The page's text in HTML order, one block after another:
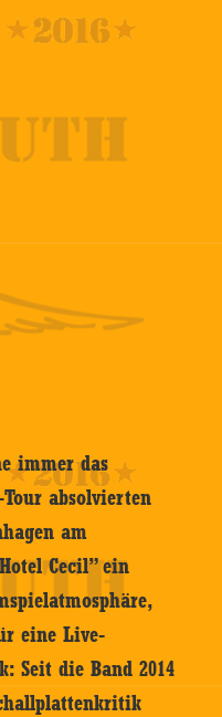
immer das
absolvierten
am
Cecil” ein
eine Live-
Seit die Band 2014